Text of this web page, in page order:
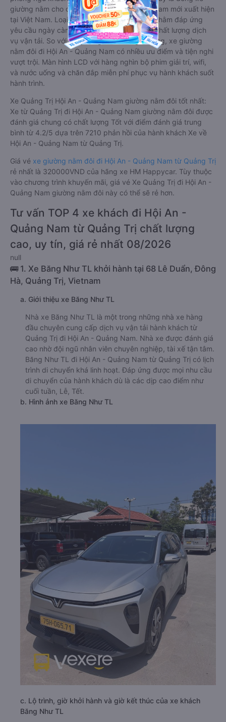
giường nằm cho cặp đôi đi Hội An - Quảng Nam mới xuất hiện
tại Việt Nam. Loại xe giường nằm đôi ra đời nhằm đáp ứng
yêu cầu ngày càng cao của khách hàng về chất lượng dịch
vụ vận tải. So với xe giường nằm thông thường, xe giường
nằm đôi đi Hội An - Quảng Nam có nhiều ưu điểm và tiện nghi
vượt trội. Màn hình LCD với hàng nghìn bộ phim giải trí, wifi,
và nước uống và chăn đắp miễn phí phục vụ hành khách suốt
hành trình.
Xe Quảng Trị Hội An - Quảng Nam giường nằm đôi tốt nhất:
Xe từ Quảng Trị đi Hội An - Quảng Nam giường nằm đôi được
đánh giá chung có chất lượng Tốt với điểm đánh giá trung
bình từ 4.2/5 dựa trên 7210 phản hồi của hành khách Xe về
Hội An - Quảng Nam từ Quảng Trị.
Giá vé xe giường nằm đôi đi Hội An - Quảng Nam từ Quảng Trị
rẻ nhất là 320000VND của hãng xe HM Happycar. Tùy thuộc
vào chương trình khuyến mãi, giá vé Xe Quảng Trị đi Hội An -
Quảng Nam giường nằm đôi này có thể sẽ rẻ hơn.
Tư vấn TOP 4 xe khách đi Hội An -
Quảng Nam từ Quảng Trị chất lượng
cao, uy tín, giá rẻ nhất 08/2026
null
🚌 1. Xe Băng Như TL khởi hành tại 68 Lê Duẩn, Đông
Hà, Quảng Trị, Vietnam
a. Giới thiệu xe Băng Như TL
Nhà xe Băng Như TL là một trong những nhà xe hàng
đầu chuyên cung cấp dịch vụ vận tải hành khách từ
Quảng Trị đi Hội An - Quảng Nam. Nhà xe được đánh giá
cao nhờ đội ngũ nhân viên chuyên nghiệp, tài xế tận tâm.
Băng Như TL đi Hội An - Quảng Nam từ Quảng Trị có lịch
trình di chuyển khá linh hoạt. Đáp ứng được mọi nhu cầu
di chuyển của hành khách dù là các dịp cao điểm như
cuối tuần, Lễ, Tết.
b. Hình ảnh xe Băng Như TL
c. Lộ trình, giờ khởi hành và giờ kết thúc của xe khách
Băng Như TL